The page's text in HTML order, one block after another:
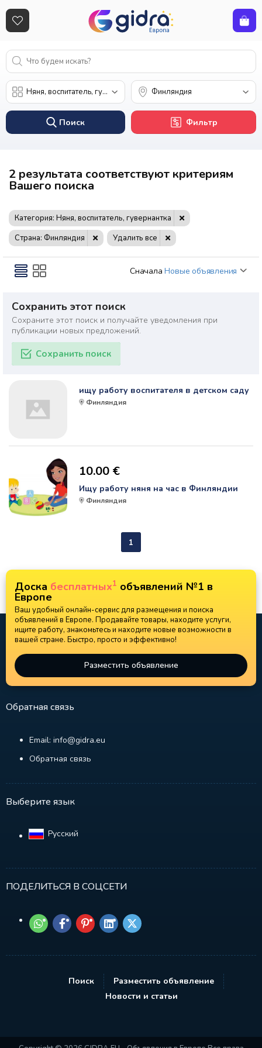
Поиск Фильтр
2 результата соответствуют критериям
Вашего поиска
Категория: Няня, воспитатель, гувернантка
Страна: Финляндия
Удалить все
Сначала Новые объявления
Сохранить этот поиск
Сохраните этот поиск и получайте уведомления при
публикации новых предложений.
Сохранить поиск
ищу работу воспитателя в детском саду
Финляндия
10.00 €
Ищу работу няня на час в Финляндии
Финляндия
1
Доска бесплатных1 объявлений №1 в
Европе
Ваш удобный онлайн-сервис для размещения и поиска
объявлений в Европе. Продавайте товары, находите услуги,
ищите работу, знакомьтесь и находите новые возможности в
вашей стране. Быстро, просто и эффективно!
Разместить объявление
Обратная связь
Email: info@gidra.eu
Обратная связь
Выберите язык
Русский‎
ПОДЕЛИТЬСЯ В СОЦСЕТИ
Поиск
Разместить объявление
Новости и статьи